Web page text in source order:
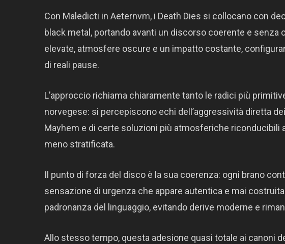
Con Maledicti in Aeternvm, i Death Dies si collocano con
black metal, portando avanti un discorso coerente e
elevate, atmosfere oscure e un impatto costante,
di reali pause.
L’approccio richiama chiaramente tanto le radici più
norvegese: si percepiscono echi dell’aggressività diretta
Mayhem e di certe soluzioni più atmosferiche riconducibili
meno stratificata.
Il punto di forza del disco è la sua coerenza: ogni brano
sensazione di urgenza che appare autentica e mai
padronanza del linguaggio, evitando derive moderne e
Allo stesso tempo, questa adesione quasi totale ai canoni